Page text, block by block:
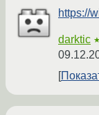
https://
darktic